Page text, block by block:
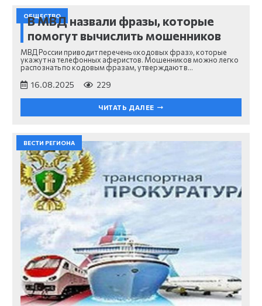
ОБЩЕСТВО
В МВД назвали фразы, которые
помогут вычислить мошенников
МВД России приводит перечень «кодовых фраз», которые
укажут на телефонных аферистов. Мошенников можно легко
распознать по кодовым фразам, утверждают в…
16.08.2025 229
ЧИТАТЬ ДАЛЕЕ
ВЕСТИ РЕГИОНА